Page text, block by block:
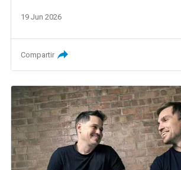
19 Jun 2026
Compartir